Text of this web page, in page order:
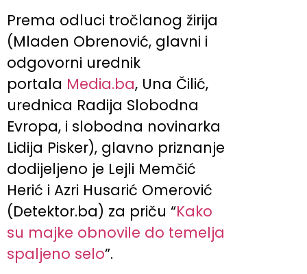
Prema odluci tročlanog žirija
(Mladen Obrenović, glavni i
odgovorni urednik
portala Media.ba, Una Čilić,
urednica Radija Slobodna
Evropa, i slobodna novinarka
Lidija Pisker), glavno priznanje
dodijeljeno je Lejli Memčić
Herić i Azri Husarić Omerović
(Detektor.ba) za priču “Kako
su majke obnovile do temelja
spaljeno selo”.